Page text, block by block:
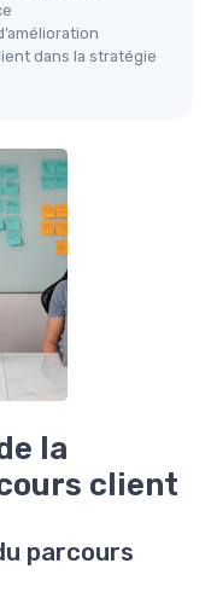
dans la stratégie
la
client
parcours